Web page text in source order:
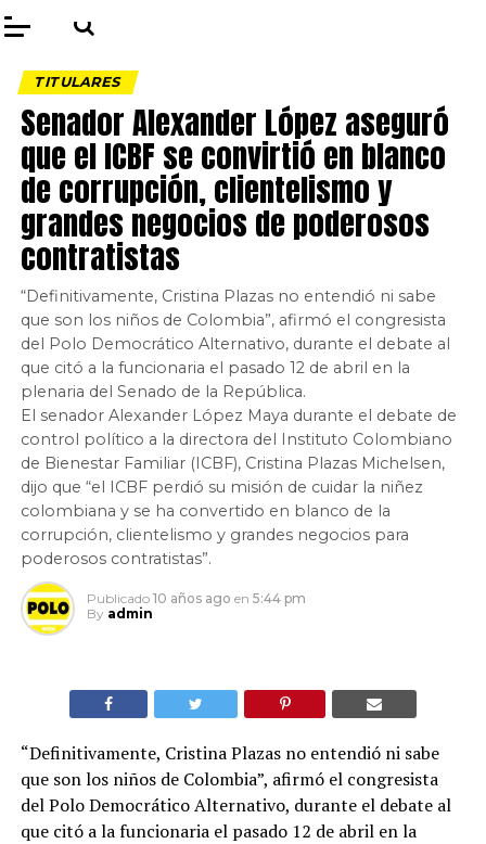
TITULARES
Senador Alexander López aseguró
que el ICBF se convirtió en blanco
de corrupción, clientelismo y
grandes negocios de poderosos
contratistas
“Definitivamente, Cristina Plazas no entendió ni sabe
que son los niños de Colombia”, afirmó el congresista
del Polo Democrático Alternativo, durante el debate al
que citó a la funcionaria el pasado 12 de abril en la
plenaria del Senado de la República.
El senador Alexander López Maya durante el debate de
control político a la directora del Instituto Colombiano
de Bienestar Familiar (ICBF), Cristina Plazas Michelsen,
dijo que “el ICBF perdió su misión de cuidar la niñez
colombiana y se ha convertido en blanco de la
corrupción, clientelismo y grandes negocios para
poderosos contratistas”.
Publicado 10 años ago en 5:44 pm
By admin
“Definitivamente, Cristina Plazas no entendió ni sabe
que son los niños de Colombia”, afirmó el congresista
del Polo Democrático Alternativo, durante el debate al
que citó a la funcionaria el pasado 12 de abril en la